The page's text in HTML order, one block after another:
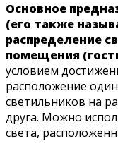
Основное
(его также
распределение
помещения
условием
расположение
светильников на
друга. Можно
света,